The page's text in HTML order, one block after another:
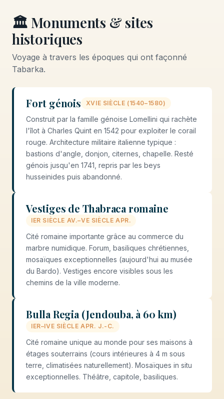
🏛️ Monuments & sites
historiques
Voyage à travers les époques qui ont façonné
Tabarka.
Fort génois XVIE SIÈCLE (1540–1580)
Construit par la famille génoise Lomellini qui rachète
l'îlot à Charles Quint en 1542 pour exploiter le corail
rouge. Architecture militaire italienne typique :
bastions d'angle, donjon, citernes, chapelle. Resté
génois jusqu'en 1741, repris par les beys
husseinides puis abandonné.
Vestiges de Thabraca romaine
IER SIÈCLE AV.–VE SIÈCLE APR.
Cité romaine importante grâce au commerce du
marbre numidique. Forum, basiliques chrétiennes,
mosaïques exceptionnelles (aujourd'hui au musée
du Bardo). Vestiges encore visibles sous les
chemins de la ville moderne.
Bulla Regia (Jendouba, à 60 km)
IER–IVE SIÈCLE APR. J.-C.
Cité romaine unique au monde pour ses maisons à
étages souterrains (cours intérieures à 4 m sous
terre, climatisées naturellement). Mosaïques in situ
exceptionnelles. Théâtre, capitole, basiliques.